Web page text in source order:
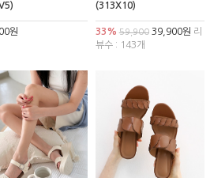
원
(313X10)
33% 59,90039,900원 리
뷰수 : 143개